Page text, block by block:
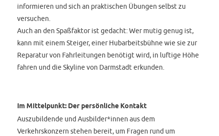
informieren und sich an praktischen Übungen selbst zu
versuchen.
Auch an den Spaßfaktor ist gedacht: Wer mutig genug ist,
kann mit einem Steiger, einer Hubarbeitsbühne wie sie zur
Reparatur von Fahrleitungen benötigt wird, in luftige Höhe
fahren und die Skyline von Darmstadt erkunden.
Im Mittelpunkt: Der persönliche Kontakt
Auszubildende und Ausbilder*innen aus dem
Verkehrskonzern stehen bereit, um Fragen rund um